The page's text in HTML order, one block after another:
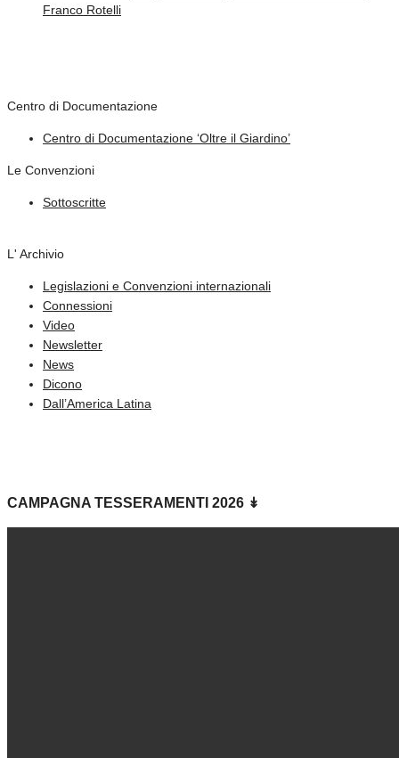
Franco Rotelli
Centro di Documentazione
Centro di Documentazione ‘Oltre il Giardino’
Le Convenzioni
Sottoscritte
L' Archivio
Legislazioni e Convenzioni internazionali
Connessioni
Video
Newsletter
News
Dicono
Dall’America Latina
CAMPAGNA TESSERAMENTI 2026 ↡